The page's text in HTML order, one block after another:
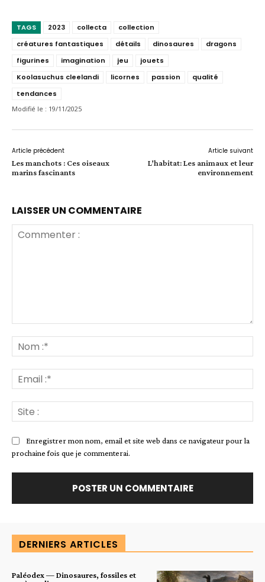
TAGS 2023 collecta
collection
créatures fantastiques
détails dinosaures
dragons
figurines
imagination jeu
jouets
Koolasuchus cleelandi
licornes passion
qualité
tendances
Modifié le : 19/11/2025
Article précédent
Les manchots : Ces oiseaux
marins fascinants
Article suivant
L’habitat: Les animaux et leur
environnement
LAISSER UN COMMENTAIRE
:*
:*
:
Enregistrer mon nom, email et site web dans ce navigateur pour la
prochaine fois que je commenterai.
DERNIERS ARTICLES
Paléodex — Dinosaures, fossiles et